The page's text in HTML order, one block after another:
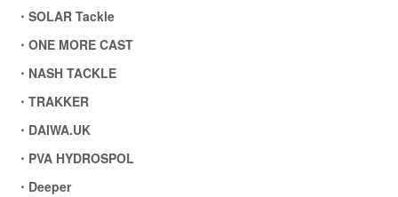
・SOLAR Tackle
・ONE MORE CAST
・NASH TACKLE
・TRAKKER
・DAIWA.UK
・PVA HYDROSPOL
・Deeper